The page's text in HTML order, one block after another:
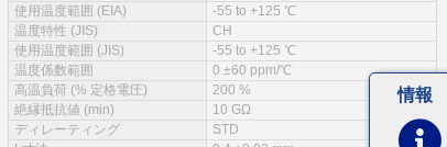
使用温度範囲 (EIA)
-55 to +125 ℃
温度特性 (JIS)
CH
使用温度範囲 (JIS)
-55 to +125 ℃
温度係数範囲
0 ±60 ppm/℃
高温負荷 (% 定格電圧)
200 %
絶縁抵抗値 (min)
10 GΩ
ディレーティング
STD
情報